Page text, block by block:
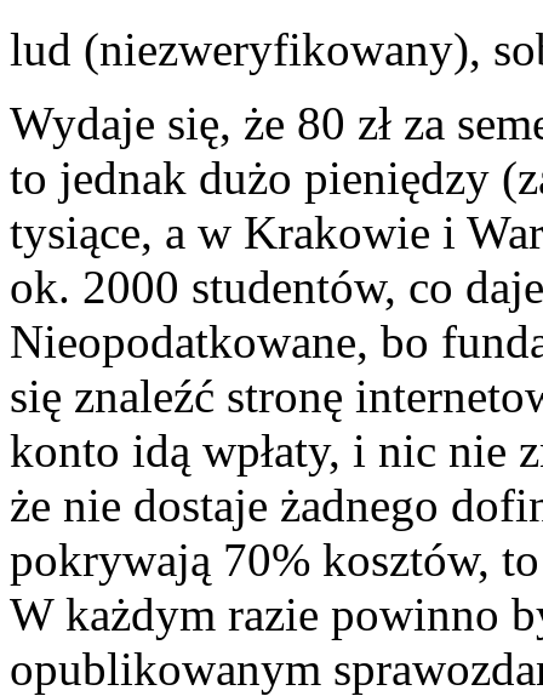
lud (niezweryfikowany),
Wydaje się, że 80 zł za
to jednak dużo pieniędzy
tysiące, a w Krakowie i
ok. 2000 studentów, co
Nieopodatkowane, bo
się znaleźć stronę
konto idą wpłaty, i nic nie
że nie dostaje żadnego
pokrywają 70% kosztów,
W każdym razie powinno
opublikowanym